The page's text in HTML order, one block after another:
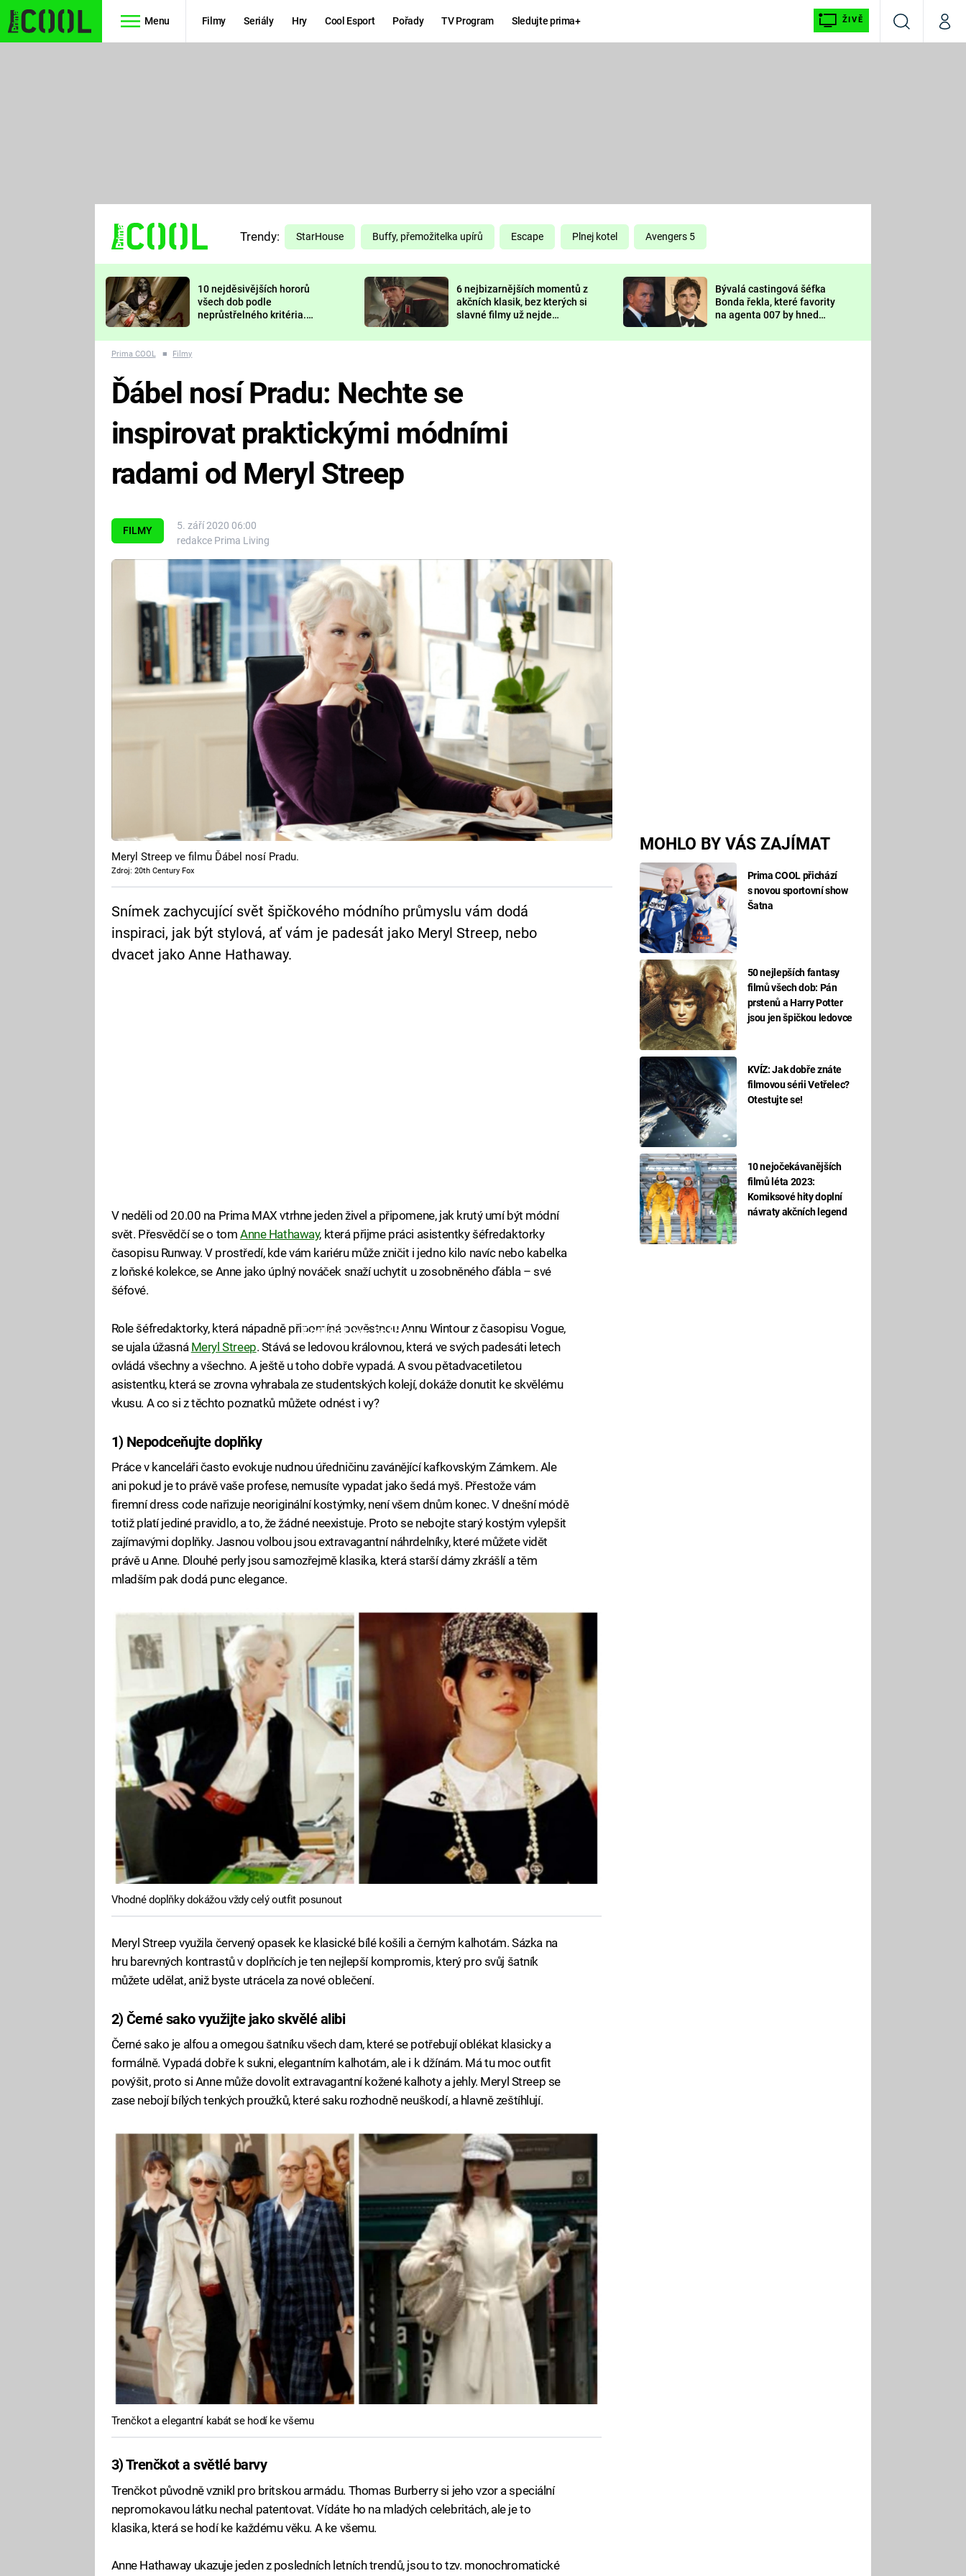
Menu Filmy Seriály Hry Cool Esport Pořady TV Program Sledujte prima+ ŽIVĚ
VyhledáváníMůj
TŘESKU
FUTURAMA
PREDÁTOR
DELIVERANCE
KOMEDIE
CHUCK
NORRIS
DEADPOOL
Prima LAJK
Sledujte nás
Trendy: StarHouse Buffy, přemožitelka upírů Escape Plnej kotel Avengers 5
10 nejděsivějších hororů
všech dob podle
neprůstřelného kritéria.
nejvíc zvednou tep?
6 nejbizarnějších momentů z
akčních klasik, bez kterých si
slavné filmy už nejde
Bývalá castingová šéfka
Bonda řekla, které favority
na agenta 007 by hned
Prima COOL ■ Filmy
FILMY
5. září 2020 06:00
redakce Prima Living
MOHLO BY VÁS ZAJÍMAT
Prima COOL přichází
s novou sportovní show
Šatna
50 nejlepších fantasy
filmů všech dob: Pán
prstenů a Harry Potter
jsou jen špičkou ledovce
KVÍZ: Jak dobře znáte
filmovou sérii Vetřelec?
Otestujte se!
10 nejočekávanějších
filmů léta 2023:
Komiksové hity doplní
návraty akčních legend
Ďábel nosí Pradu: Nechte se
inspirovat praktickými módními
radami od Meryl Streep
Meryl Streep ve filmu Ďábel nosí Pradu.
Zdroj: 20th Century Fox
Snímek zachycující svět špičkového módního průmyslu vám dodá
inspiraci, jak být stylová, ať vám je padesát jako Meryl Streep, nebo
dvacet jako Anne Hathaway.
V neděli od 20.00 na Prima MAX vtrhne jeden živel a připomene, jak krutý umí být módní
svět. Přesvědčí se o tom Anne Hathaway, která přijme práci asistentky šéfredaktorky
časopisu Runway. V prostředí, kde vám kariéru může zničit i jedno kilo navíc nebo kabelka
z loňské kolekce, se Anne jako úplný nováček snaží uchytit u zosobněného ďábla – své
šéfové.
Failed to fetch
Role šéfredaktorky, která nápadně připomíná pověstnou Annu Wintour z časopisu Vogue,
se ujala úžasná Meryl Streep. Stává se ledovou královnou, která ve svých padesáti letech
ovládá všechny a všechno. A ještě u toho dobře vypadá. A svou pětadvacetiletou
asistentku, která se zrovna vyhrabala ze studentských kolejí, dokáže donutit ke skvělému
vkusu. A co si z těchto poznatků můžete odnést i vy?
1) Nepodceňujte doplňky
Práce v kanceláři často evokuje nudnou úředničinu zavánějící kafkovským Zámkem. Ale
ani pokud je to právě vaše profese, nemusíte vypadat jako šedá myš. Přestože vám
firemní dress code nařizuje neoriginální kostýmky, není všem dnům konec. V dnešní módě
totiž platí jediné pravidlo, a to, že žádné neexistuje. Proto se nebojte starý kostým vylepšit
zajímavými doplňky. Jasnou volbou jsou extravagantní náhrdelníky, které můžete vidět
právě u Anne. Dlouhé perly jsou samozřejmě klasika, která starší dámy zkrášlí a těm
mladším pak dodá punc elegance.
Vhodné doplňky dokážou vždy celý outfit posunout
Meryl Streep využila červený opasek ke klasické bílé košili a černým kalhotám. Sázka na
hru barevných kontrastů v doplňcích je ten nejlepší kompromis, který pro svůj šatník
můžete udělat, aniž byste utrácela za nové oblečení.
2) Černé sako využijte jako skvělé alibi
Černé sako je alfou a omegou šatníku všech dam, které se potřebují oblékat klasicky a
formálně. Vypadá dobře k sukni, elegantním kalhotám, ale i k džínám. Má tu moc outfit
povýšit, proto si Anne může dovolit extravagantní kožené kalhoty a jehly. Meryl Streep se
zase nebojí bílých tenkých proužků, které saku rozhodně neuškodí, a hlavně zeštíhlují.
Trenčkot a elegantní kabát se hodí ke všemu
3) Trenčkot a světlé barvy
Trenčkot původně vznikl pro britskou armádu. Thomas Burberry si jeho vzor a speciální
nepromokavou látku nechal patentovat. Vídáte ho na mladých celebritách, ale je to
klasika, která se hodí ke každému věku. A ke všemu.
Anne Hathaway ukazuje jeden z posledních letních trendů, jsou to tzv. monochromatické